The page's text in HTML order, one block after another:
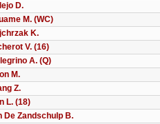
D.
M. (WC)
K.
V. (16)
A. (Q)
M.
Z.
L. (18)
De Zandschulp B.